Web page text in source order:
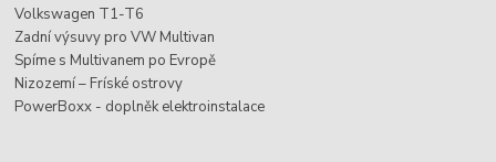
Volkswagen T1-T6
Zadní výsuvy pro VW Multivan
Spíme s Multivanem po Evropě
Nizozemí – Fríské ostrovy
PowerBoxx - doplněk elektroinstalace